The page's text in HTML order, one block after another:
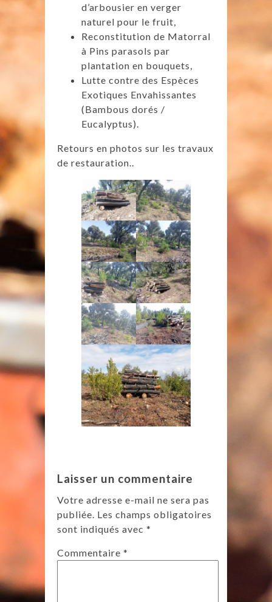
d’arbousier en verger
naturel pour le fruit,
Reconstitution de Matorral
à Pins parasols par
plantation en bouquets,
Lutte contre des Espèces
Exotiques Envahissantes
(Bambous dorés /
Eucalyptus).
Retours en photos sur les travaux
de restauration..
Laisser un commentaire
Votre adresse e-mail ne sera pas
publiée. Les champs obligatoires
sont indiqués avec *
Commentaire *